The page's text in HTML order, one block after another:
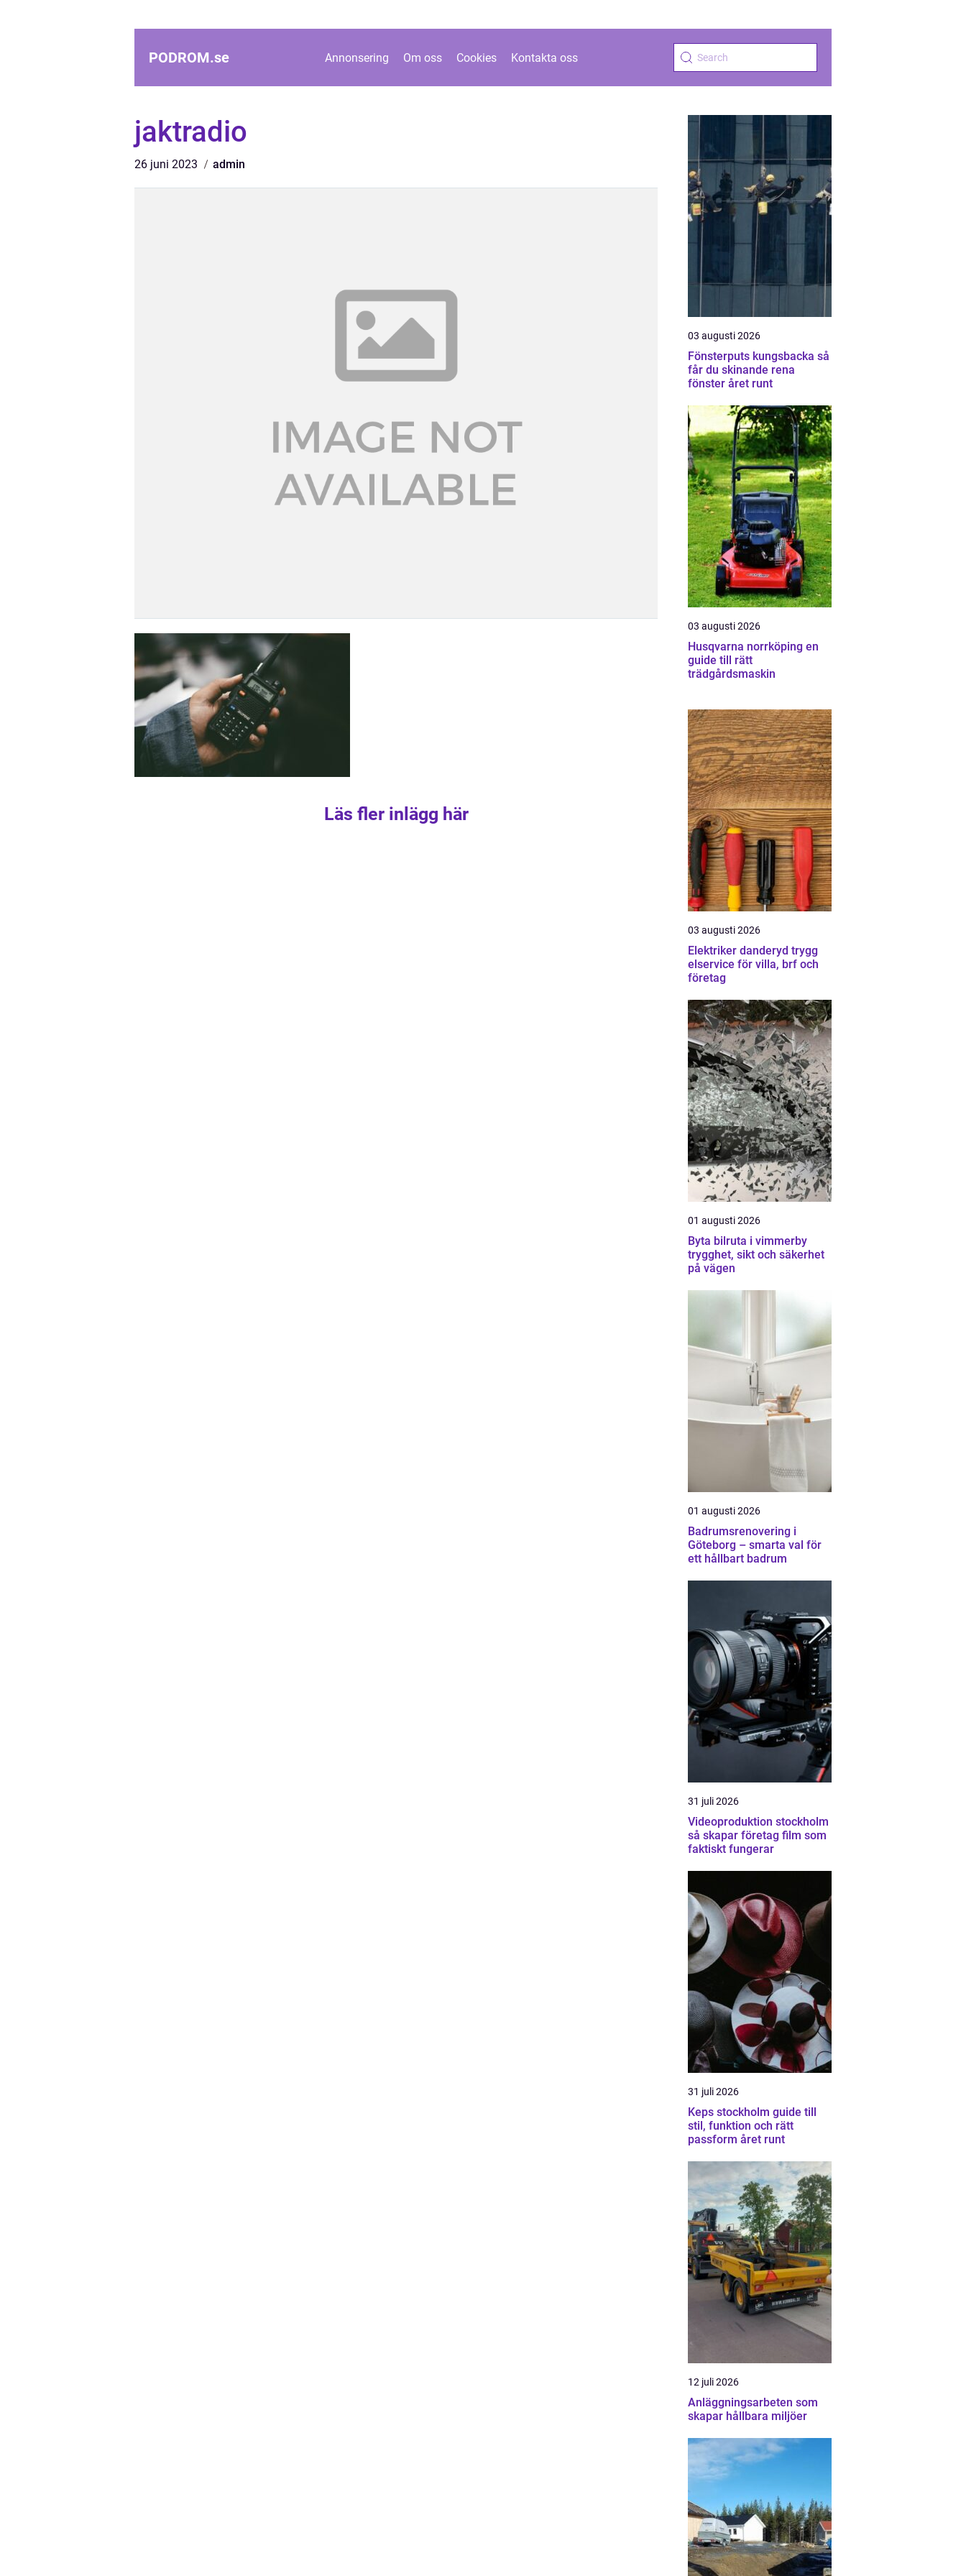
PODROM.se Annonsering Om oss Cookies Kontakta oss
jaktradio
26 juni 2023 admin
Läs fler inlägg här
03 augusti 2026
Fönsterputs kungsbacka så
får du skinande rena
fönster året runt
03 augusti 2026
Husqvarna norrköping en
guide till rätt
trädgårdsmaskin
03 augusti 2026
Elektriker danderyd trygg
elservice för villa, brf och
företag
01 augusti 2026
Byta bilruta i vimmerby
trygghet, sikt och säkerhet
på vägen
01 augusti 2026
Badrumsrenovering i
Göteborg – smarta val för
ett hållbart badrum
31 juli 2026
Videoproduktion stockholm
så skapar företag film som
faktiskt fungerar
31 juli 2026
Keps stockholm guide till
stil, funktion och rätt
passform året runt
12 juli 2026
Anläggningsarbeten som
skapar hållbara miljöer